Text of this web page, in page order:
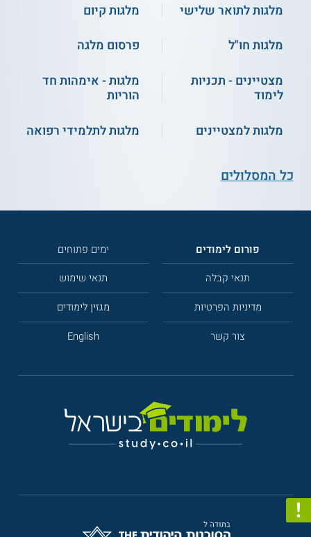
מלגות לתואר שלישי
מלגות קיום
מלגות חו"ל
פרסום מלגה
מצטיינים - תכניות
לימוד
מלגות - אימהות חד
הוריות
מלגות למצטיינים
מלגות לתלמידי רפואה
כל המסלולים
פורום לימודים
ימים פתוחים
תנאי קבלה
תנאי שימוש
מדיניות הפרטיות
מגזין לימודים
צור קשר
English